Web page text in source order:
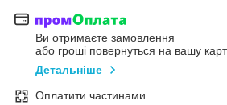
Ви отримаєте замовлення
або гроші повернуться на вашу
Детальніше
Оплатити частинами